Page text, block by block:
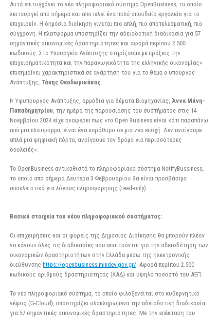
Αυτά επιτυγχάνει το νέο πληροφοριακό σύστημα OpenBusiness, το οποίο
λειτουργεί από σήμερα και αποτελεί ένα πολύ σπουδαίο εργαλείο για το
επιχειρείν. Η δημόσια διοίκηση γίνεται πιο απλή, πιο αποτελεσματική, πιο
σύγχρονη. Η πλατφόρμα υποστηρίζει την αδειοδοτική διαδικασία για 57
σημαντικές οικονομικές δραστηριότητες και αφορά περίπου 2.500
κωδικούς. Στο Υπουργείο Ανάπτυξης στηρίζουμε με πράξεις την
επιχειρηματικότητα και την παραγωγικότητα της ελληνικής οικονομίας»
επισημαίνει χαρακτηριστικά σε ανάρτησή του για το θέμα ο υπουργός
Ανάπτυξης, Τάκης Θεοδωρικάκος
Η Υφυπουργός Ανάπτυξης, αρμόδια για θέματα Βιομηχανίας, Άννα Μάνη-
Παπαδημητρίου, την ημέρα της παρουσίασης του συστήματος στις 14
Νοεμβρίου 2024 είχε αναφέρει πως «το Open Business είναι κάτι παραπάνω
από μια πλατφόρμα, είναι ένα παράθυρο σε μια νέα εποχή. Δεν ανοίγουμε
απλά μια ψηφιακή πόρτα, ανοίγουμε τον δρόμο για περισσότερες
δουλειές».
Το OpenBusiness αντικαθιστά το πληροφοριακό σύστημα NotifyBussiness,
το οποίο από σήμερα Δευτέρα 3 Φεβρουαρίου θα είναι προσβάσιμο
αποκλειστικά για λόγους πληροφόρησης (read-only).
Βασικά στοιχεία του νέου πληροφοριακού συστήματος:
Οι επιχειρήσεις και οι φορείς της Δημόσιας Διοίκησης θα μπορούν πλέον
να κάνουν όλες τις διαδικασίες που απαιτούνται για την αδειοδότηση των
οικονομικών δραστηριοτήτων στην Ελλάδα μέσω της ηλεκτρονικής
διεύθυνσης https://openbusiness.mindev.gov.gr/. Αφορά περίπου 2.500
κωδικούς αριθμούς δραστηριότητας (ΚΑΔ) και υψηλό ποσοστό του ΑΕΠ.
Το νέο πληροφοριακό σύστημα, το οποίο φιλοξενείται στο κυβερνητικό
νέφος (G-Cloud), υποστηρίζει ολοκληρωμένα την αδειοδοτική διαδικασία
για 57 σημαντικές οικονομικές δραστηριότητες. Με την επέκταση του